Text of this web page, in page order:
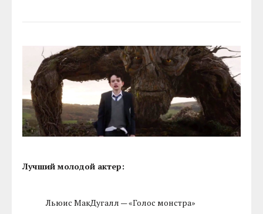
Лучший молодой актер:
Льюис МакДугалл — «Голос монстра»